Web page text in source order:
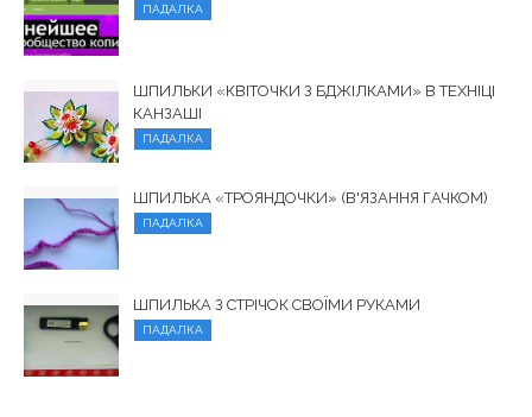
ПАДАЛКА
ШПИЛЬКИ «КВІТОЧКИ З БДЖІЛКАМИ» В ТЕХНІЦІ
КАНЗАШІ
ПАДАЛКА
ШПИЛЬКА «ТРОЯНДОЧКИ» (В'ЯЗАННЯ ГАЧКОМ)
ПАДАЛКА
ШПИЛЬКА З СТРІЧОК СВОЇМИ РУКАМИ
ПАДАЛКА